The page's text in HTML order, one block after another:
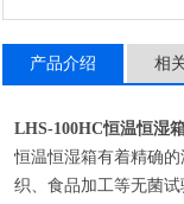
产品介绍 相
LHS-100HC恒温恒湿
恒温恒湿箱有着精确
织、食品加工等无菌